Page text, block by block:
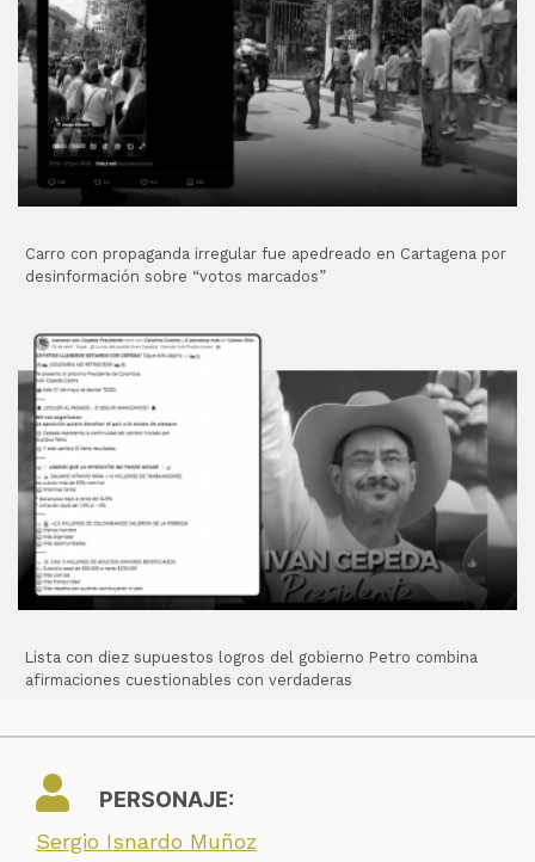
Carro con propaganda irregular fue apedreado en Cartagena por
desinformación sobre “votos marcados”
Lista con diez supuestos logros del gobierno Petro combina
afirmaciones cuestionables con verdaderas
PERSONAJE:
Sergio Isnardo Muñoz